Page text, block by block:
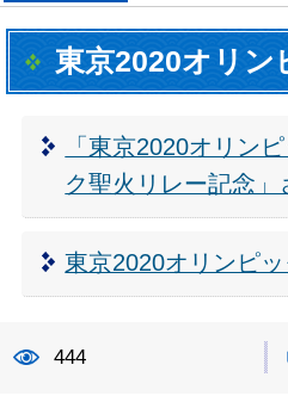
東京2020オリン
「東京2020オリン
ク聖火リレー記念
東京2020オリンピ
444